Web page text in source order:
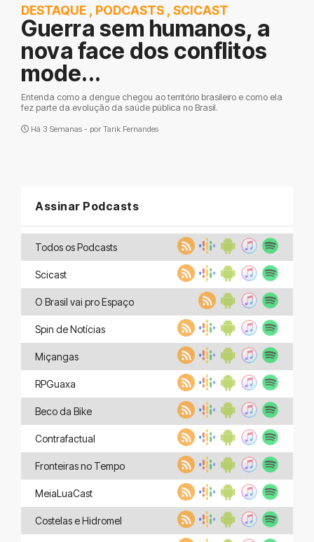
DESTAQUE , PODCASTS , SCICAST
Guerra sem humanos, a
nova face dos conflitos
mode...
Entenda como a dengue chegou ao território brasileiro e como ela
fez parte da evolução da saúde pública no Brasil.
Há 3 Semanas - por Tarik Fernandes
Assinar Podcasts
Todos os Podcasts
Scicast
O Brasil vai pro Espaço
Spin de Notícias
Miçangas
RPGuaxa
Beco da Bike
Contrafactual
Fronteiras no Tempo
MeiaLuaCast
Costelas e Hidromel